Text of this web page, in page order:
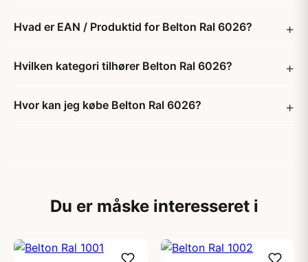
Hvad er EAN / Produktid for Belton Ral 6026?
Hvilken kategori tilhører Belton Ral 6026?
Hvor kan jeg købe Belton Ral 6026?
Du er måske interesseret i